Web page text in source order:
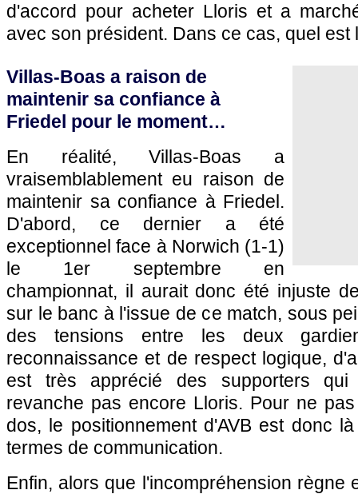
d'accord pour acheter Lloris et a
avec son président. Dans ce cas, quel est
Villas-Boas a raison de
maintenir sa confiance à
Friedel pour le moment…
En réalité, Villas-Boas a
vraisemblablement eu raison de
maintenir sa confiance à Friedel.
D'abord, ce dernier a été
exceptionnel face à Norwich (1-1)
le 1er septembre en
championnat, il aurait donc été injuste
sur le banc à l'issue de ce match, sous
des tensions entre les deux
reconnaissance et de respect logique,
est très apprécié des supporters
revanche pas encore Lloris. Pour ne
dos, le positionnement d'AVB est donc
termes de communication.
Enfin, alors que l'incompréhension règne